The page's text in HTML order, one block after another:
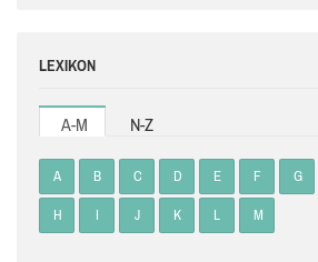
LEXIKON
A-M N-Z
A B C D E F G
H I J K L M